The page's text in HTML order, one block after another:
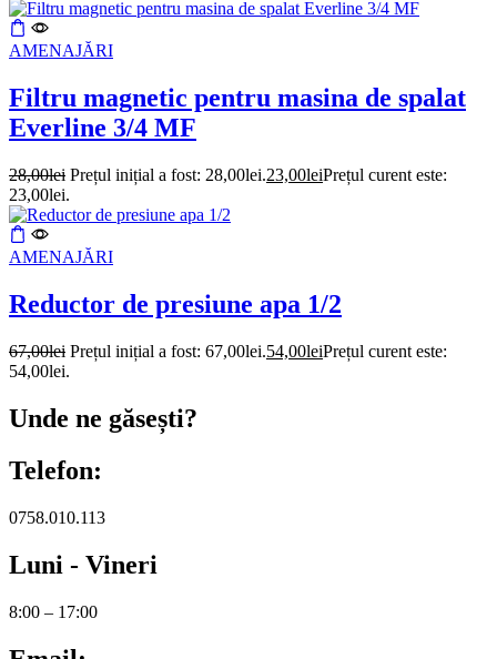
AMENAJĂRI
Filtru magnetic pentru masina de spalat
Everline 3/4 MF
28,00lei Prețul inițial a fost: 28,00lei.23,00leiPrețul curent este:
23,00lei.
AMENAJĂRI
Reductor de presiune apa 1/2
67,00lei Prețul inițial a fost: 67,00lei.54,00leiPrețul curent este:
54,00lei.
Unde ne găsești?
Telefon:
0758.010.113
Luni - Vineri
8:00 – 17:00